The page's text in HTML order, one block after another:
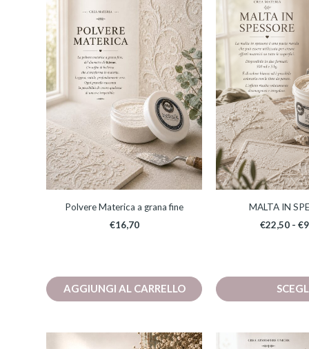
Polvere Materica a grana fine
€16,70
AGGIUNGI AL CARRELLO
MALTA IN
€22,50 - €
ha
più
Le
del
Fascia
Questo